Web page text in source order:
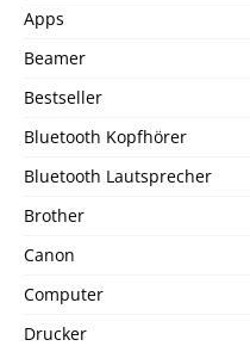
Apps
Beamer
Bestseller
Bluetooth Kopfhörer
Bluetooth Lautsprecher
Brother
Canon
Computer
Drucker